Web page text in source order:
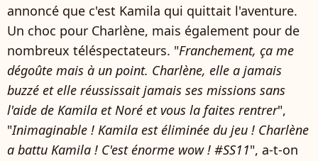
annoncé que c'est Kamila qui quittait l'aventure.
Un choc pour Charlène, mais également pour de
nombreux téléspectateurs. "Franchement, ça me
dégoûte mais à un point. Charlène, elle a jamais
buzzé et elle réussissait jamais ses missions sans
l'aide de Kamila et Noré et vous la faites rentrer",
"Inimaginable ! Kamila est éliminée du jeu ! Charlène
a battu Kamila ! C'est énorme wow ! #SS11", a-t-on